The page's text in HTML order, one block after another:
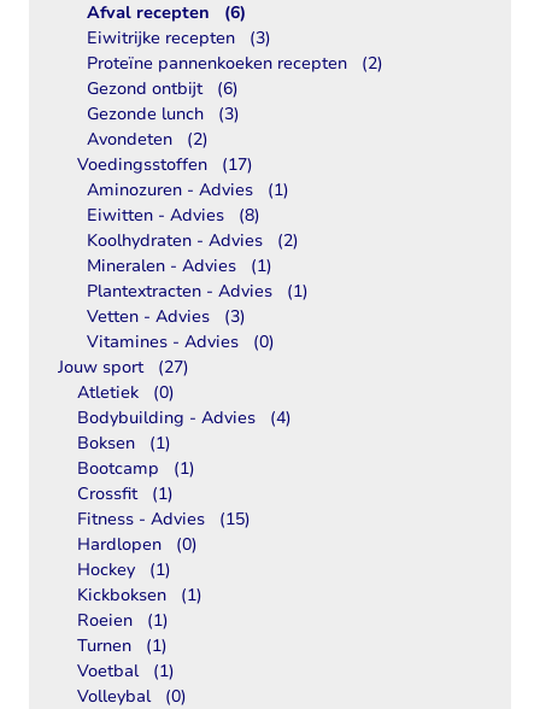
Afval recepten
(6)
Eiwitrijke recepten
(3)
Proteïne pannenkoeken recepten
(2)
Gezond ontbijt
(6)
Gezonde lunch
(3)
Avondeten
(2)
Voedingsstoffen
(17)
Aminozuren - Advies
(1)
Eiwitten - Advies
(8)
Koolhydraten - Advies
(2)
Mineralen - Advies
(1)
Plantextracten - Advies
(1)
Vetten - Advies
(3)
Vitamines - Advies
(0)
Jouw sport
(27)
Atletiek
(0)
Bodybuilding - Advies
(4)
Boksen
(1)
Bootcamp
(1)
Crossfit
(1)
Fitness - Advies
(15)
Hardlopen
(0)
Hockey
(1)
Kickboksen
(1)
Roeien
(1)
Turnen
(1)
Voetbal
(1)
Volleybal
(0)